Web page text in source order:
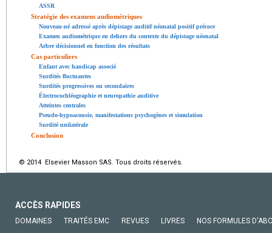
ASSR
Stratégie des examens audiométriques
Nouveau-né adressé après dépistage auditif néonatal positif précoce
Examen audiométrique en dehors du contexte du dépistage néonatal
Arbre décisionnel en fonction des résultats
Cas particuliers
Enfant avec handicap associé
Surdités fluctuantes
Surdités progressives ou secondaires
Électrocochléographie et neuropathie auditive
Atteintes centrales
Pseudo-hypoacousie, manifestations psychogènes et simulation
Surdité unilatérale
Conclusion
© 2014 Elsevier Masson SAS. Tous droits réservés.
ACCÈS RAPIDES
DOMAINES TRAITÉS EMC REVUES LIVRES NOS FORMULES